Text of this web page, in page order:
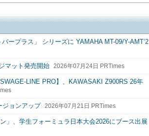
プラス」 シリーズに YAMAHA MT-09/Y-AMT‘2
マット発売開始 2026年07月24日 PRTimes
LINE PRO】、KAWASAKI Z900RS 26年
ジョンアップ 2026年07月21日 PRTimes
」、学生フォーミュラ日本大会2026にブース出展